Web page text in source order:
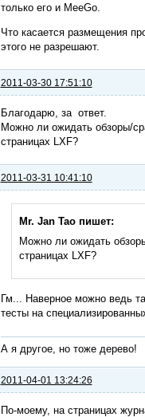
только его и MeeGo.
Что касается размещения
этого не разрешают.
2011-03-30 17:51:10
Благодарю, за ответ.
Можно ли ожидать обзоры/
страницах LXF?
2011-03-31 10:41:10
Mr. Jan Tao пишет:
Можно ли ожидать
страницах LXF?
Гм... Наверное можно ведь
тесты на
А я другое, но тоже дерево!
2011-04-01 13:24:26
По-моему, на страницах